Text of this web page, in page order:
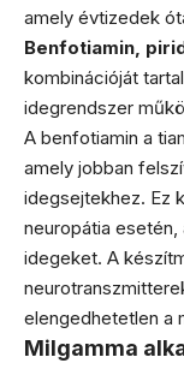
amely évtizedek
Benfotiamin,
kombinációját
idegrendszer
A benfotiamin a
amely jobban
idegsejtekhez. Ez
neuropátia esetén,
idegeket. A
elengedhetetlen a
Milgamma